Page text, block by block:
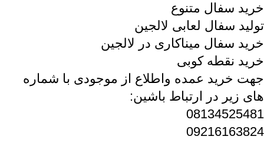
خرید سفال متنوع
تولید سفال لعابی لالجین
خرید سفال میناکاری در لالجین
خرید نقطه کوبی
جهت خرید عمده واطلاع از موجودی با شماره
های زیر در ارتباط باشین:
08134525481
09216163824